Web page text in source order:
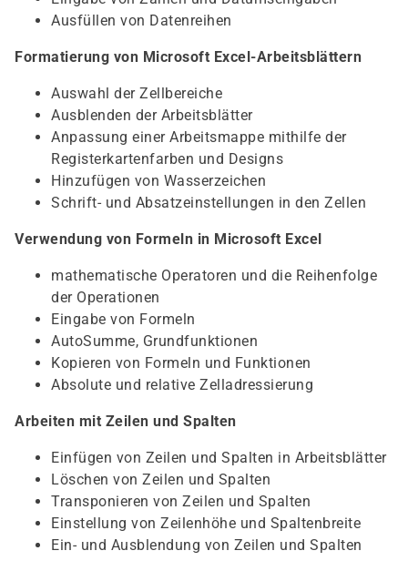
Ausfüllen von Datenreihen
Formatierung von Microsoft Excel-Arbeitsblättern
Auswahl der Zellbereiche
Ausblenden der Arbeitsblätter
Anpassung einer Arbeitsmappe mithilfe der
Registerkartenfarben und Designs
Hinzufügen von Wasserzeichen
Schrift- und Absatzeinstellungen in den Zellen
Verwendung von Formeln in Microsoft Excel
mathematische Operatoren und die Reihenfolge
der Operationen
Eingabe von Formeln
AutoSumme, Grundfunktionen
Kopieren von Formeln und Funktionen
Absolute und relative Zelladressierung
Arbeiten mit Zeilen und Spalten
Einfügen von Zeilen und Spalten in Arbeitsblätter
Löschen von Zeilen und Spalten
Transponieren von Zeilen und Spalten
Einstellung von Zeilenhöhe und Spaltenbreite
Ein- und Ausblendung von Zeilen und Spalten